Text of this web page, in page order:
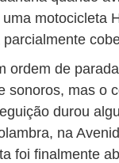
motocicleta
ordem de
sonoros, mas o
durou
na
foi finalmente